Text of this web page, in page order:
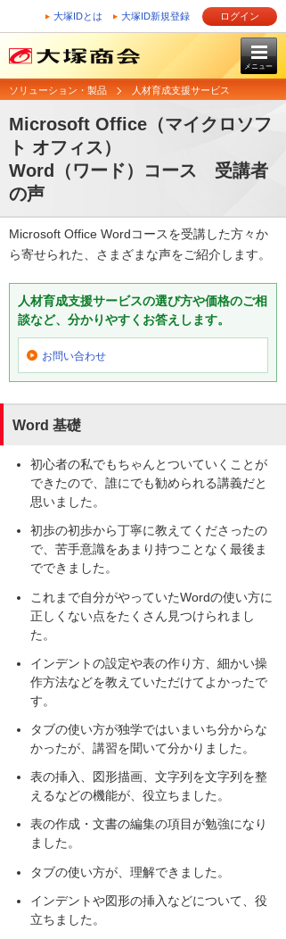
大塚IDとは 大塚ID新規登録 ログイン
メニュー
ソリューション・製品 人材育成支援サービス
Microsoft Office（マイクロソフ
ト オフィス）
Word（ワード）コース 受講者
の声
Microsoft Office Wordコースを受講した方々か
ら寄せられた、さまざまな声をご紹介します。
人材育成支援サービスの選び方や価格のご相
談など、分かりやすくお答えします。
お問い合わせ
Word 基礎
初心者の私でもちゃんとついていくことが
できたので、誰にでも勧められる講義だと
思いました。
初歩の初歩から丁寧に教えてくださったの
で、苦手意識をあまり持つことなく最後ま
でできました。
これまで自分がやっていたWordの使い方に
正しくない点をたくさん見つけられまし
た。
インデントの設定や表の作り方、細かい操
作方法などを教えていただけてよかったで
す。
タブの使い方が独学ではいまいち分からな
かったが、講習を聞いて分かりました。
表の挿入、図形描画、文字列を文字列を整
えるなどの機能が、役立ちました。
表の作成・文書の編集の項目が勉強になり
ました。
タブの使い方が、理解できました。
インデントや図形の挿入などについて、役
立ちました。